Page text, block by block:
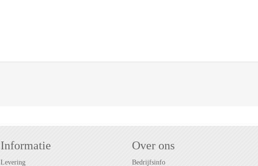
Informatie
Levering
Over ons
Bedrijfsinfo